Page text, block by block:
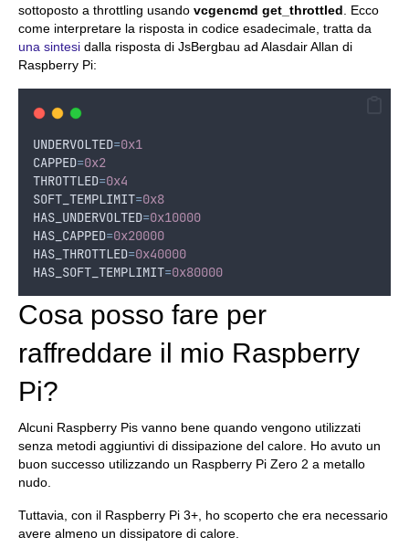
sottoposto a throttling usando vcgencmd get_throttled . Ecco
come interpretare la risposta in codice esadecimale, tratta da
una sintesi dalla risposta di JsBergbau ad Alasdair Allan di
Raspberry Pi:
UNDERVOLTED=0x1
CAPPED=0x2
THROTTLED=0x4
SOFT_TEMPLIMIT=0x8
HAS_UNDERVOLTED=0x10000
HAS_CAPPED=0x20000
HAS_THROTTLED=0x40000
HAS_SOFT_TEMPLIMIT=0x80000
Cosa posso fare per
raffreddare il mio Raspberry
Pi?
Alcuni Raspberry Pis vanno bene quando vengono utilizzati
senza metodi aggiuntivi di dissipazione del calore. Ho avuto un
buon successo utilizzando un Raspberry Pi Zero 2 a metallo
nudo.
Tuttavia, con il Raspberry Pi 3+, ho scoperto che era necessario
avere almeno un dissipatore di calore.